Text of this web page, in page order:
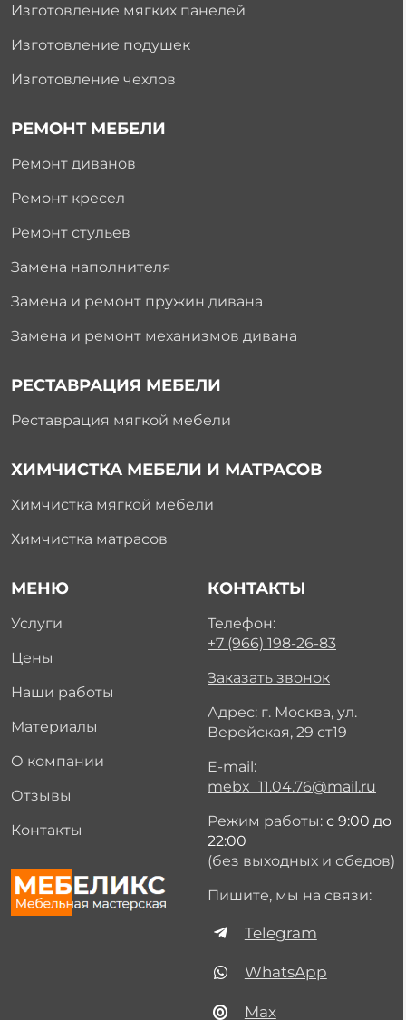
МЕНЮ
Услуги
Цены
Наши работы
Материалы
О компании
Отзывы
Контакты
Изготовление мягких панелей
Изготовление подушек
Изготовление чехлов
РЕМОНТ МЕБЕЛИ
Ремонт диванов
Ремонт кресел
Ремонт стульев
Замена наполнителя
Замена и ремонт пружин дивана
Замена и ремонт механизмов дивана
РЕСТАВРАЦИЯ МЕБЕЛИ
Реставрация мягкой мебели
ХИМЧИСТКА МЕБЕЛИ И МАТРАСОВ
Химчистка мягкой мебели
Химчистка матрасов
КОНТАКТЫ
Телефон:
+7 (966) 198-26-83
Заказать звонок
Адрес: г. Москва, ул.
Верейская, 29 ст19
E-mail:
mebx_11.04.76@mail.ru
Режим работы: с 9:00 до
22:00
(без выходных и обедов)
Пишите, мы на связи:
Telegram
WhatsApp
Max